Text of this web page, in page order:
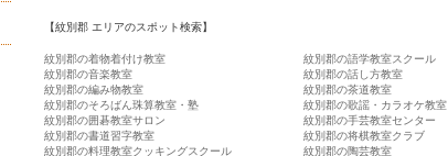
【紋別郡 エリアのスポット検索】
紋別郡の着物着付け教室
紋別郡の語学教室スクール
紋別郡の音楽教室
紋別郡の話し方教室
紋別郡の編み物教室
紋別郡の茶道教室
紋別郡のそろばん珠算教室・塾
紋別郡の歌謡・カラオケ教室
紋別郡の囲碁教室サロン
紋別郡の手芸教室センター
紋別郡の書道習字教室
紋別郡の将棋教室クラブ
紋別郡の料理教室クッキングスクール
紋別郡の陶芸教室